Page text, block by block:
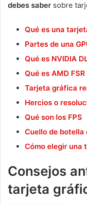
debes saber sobre
Qué es una
Partes de una
Qué es NVIDIA
Qué es AMD FSR
Tarjeta gráfica
Hercios o
Qué son los FPS
Cuello de botella
Cómo elegir una
Consejos
tarjeta